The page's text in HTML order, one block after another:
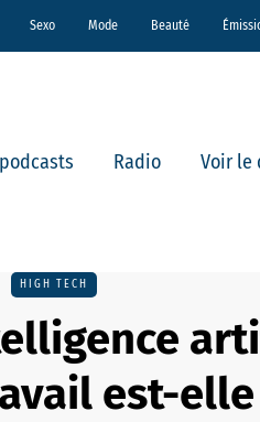
Sexo Mode Beauté
Radio Voir le
HIGH TECH
est-